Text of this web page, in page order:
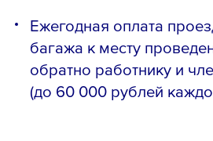
Ежегодная оплата
багажа к месту
обратно работнику и
(до 60 000 рублей